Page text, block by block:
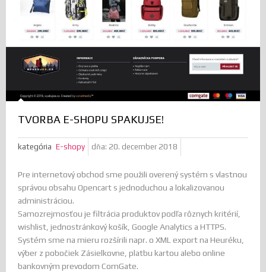
TVORBA E-SHOPU SPAKUJSE!
kategória E-shopy dňa: 20. december 2018
Pre internetový obchod sme použili overený systém s vlastnou
správou obsahu Opencart s jednoduchou a lokalizovanou
administráciou.
Samozrejmosťou je filtrácia produktov podľa rôznych kritérií,
wishlist, jednostránkový košík, Google Analytics a HTTPS.
Systém sme na mieru rozšírili napr. o XML export na Heuréku,
výber z pobočiek Zásielkovne, platbu kartou alebo online
bankovným prevodom ComGate.